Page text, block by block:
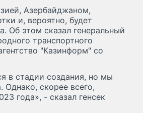
Азербайджаном,
и, вероятно, будет
Об этом сказал генеральный
транспортного
"Казинформ" со
в стадии создания, но мы
скорее всего,
года», - сказал генсек